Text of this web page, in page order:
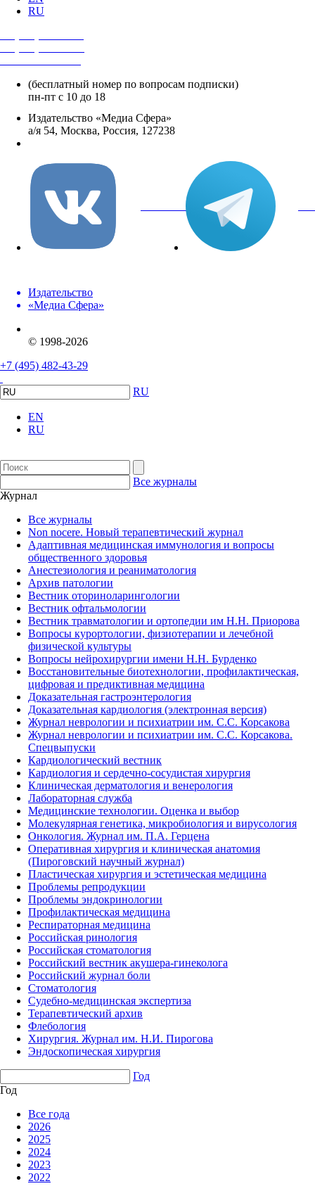
RU
(бесплатный номер по вопросам подписки)
пн-пт с 10 до 18
Издательство «Медиа Сфера»
а/я 54, Москва, Россия, 127238
вКонтакте
Издательство
«Медиа Сфера»
© 1998-2026
+7 (495) 482-43-29
RU
EN
RU
Все журналы
Журнал
Все журналы
Non nocere. Новый терапевтический журнал
Адаптивная медицинская иммунология и вопросы
общественного здоровья
Анестезиология и реаниматология
Архив патологии
Вестник оториноларингологии
Вестник офтальмологии
Вестник травматологии и ортопедии им Н.Н. Приорова
Вопросы курортологии, физиотерапии и лечебной
физической культуры
Вопросы нейрохирургии имени Н.Н. Бурденко
Восстановительные биотехнологии, профилактическая,
цифровая и предиктивная медицина
Доказательная гастроэнтерология
Доказательная кардиология (электронная версия)
Журнал неврологии и психиатрии им. С.С. Корсакова
Журнал неврологии и психиатрии им. С.С. Корсакова.
Спецвыпуски
Кардиологический вестник
Кардиология и сердечно-сосудистая хирургия
Клиническая дерматология и венерология
Лабораторная служба
Медицинские технологии. Оценка и выбор
Молекулярная генетика, микробиология и вирусология
Онкология. Журнал им. П.А. Герцена
Оперативная хирургия и клиническая анатомия
(Пироговский научный журнал)
Пластическая хирургия и эстетическая медицина
Проблемы репродукции
Проблемы эндокринологии
Профилактическая медицина
Респираторная медицина
Российская ринология
Российская стоматология
Российский вестник акушера-гинеколога
Российский журнал боли
Стоматология
Судебно-медицинская экспертиза
Терапевтический архив
Флебология
Хирургия. Журнал им. Н.И. Пирогова
Эндоскопическая хирургия
Год
Год
Все года
2026
2025
2024
2023
2022